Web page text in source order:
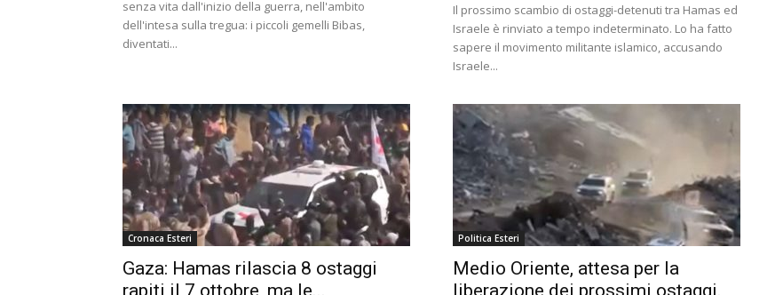
senza vita dall'inizio della guerra, nell'ambito
dell'intesa sulla tregua: i piccoli gemelli Bibas,
diventati...
Il prossimo scambio di ostaggi-detenuti tra Hamas ed
Israele è rinviato a tempo indeterminato. Lo ha fatto
sapere il movimento militante islamico, accusando
Israele...
Cronaca Esteri
Gaza: Hamas rilascia 8 ostaggi
rapiti il 7 ottobre, ma le...
Politica Esteri
Medio Oriente, attesa per la
liberazione dei prossimi ostaggi.